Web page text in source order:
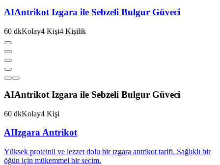
AIAntrikot Izgara ile Sebzeli Bulgur Güveci
60 dkKolay4 Kişi4 Kişilik
AIAntrikot Izgara ile Sebzeli Bulgur Güveci
60 dkKolay4 Kişi
AIIzgara Antrikot
Yüksek proteinli ve lezzet dolu bir ızgara antrikot tarifi. Sağlıklı bir
öğün için mükemmel bir seçim.